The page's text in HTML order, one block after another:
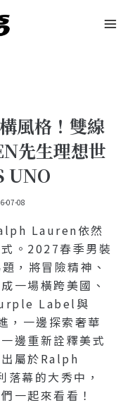
風格！雙線
先生理想世
UNO
07-08
Lauren依然
。2027春季男裝
，將冒險精神、
一場橫跨美國、
Label與
一邊探索奢華
邊重新詮釋美式
屬於Ralph
幕的大秀中，
一起來看看！